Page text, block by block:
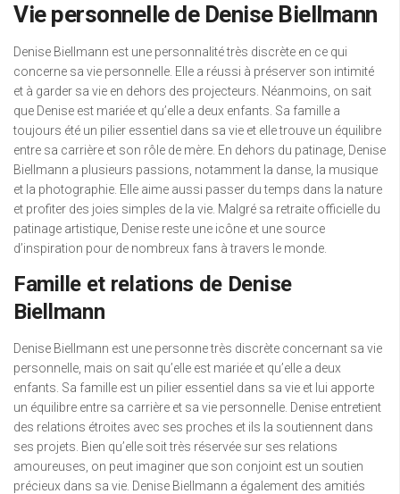
Vie personnelle de Denise Biellmann
Denise Biellmann est une personnalité très discrète en ce qui
concerne sa vie personnelle. Elle a réussi à préserver son intimité
et à garder sa vie en dehors des projecteurs. Néanmoins, on sait
que Denise est mariée et qu’elle a deux enfants. Sa famille a
toujours été un pilier essentiel dans sa vie et elle trouve un équilibre
entre sa carrière et son rôle de mère. En dehors du patinage, Denise
Biellmann a plusieurs passions, notamment la danse, la musique
et la photographie. Elle aime aussi passer du temps dans la nature
et profiter des joies simples de la vie. Malgré sa retraite officielle du
patinage artistique, Denise reste une icône et une source
d’inspiration pour de nombreux fans à travers le monde.
Famille et relations de Denise
Biellmann
Denise Biellmann est une personne très discrète concernant sa vie
personnelle, mais on sait qu’elle est mariée et qu’elle a deux
enfants. Sa famille est un pilier essentiel dans sa vie et lui apporte
un équilibre entre sa carrière et sa vie personnelle. Denise entretient
des relations étroites avec ses proches et ils la soutiennent dans
ses projets. Bien qu’elle soit très réservée sur ses relations
amoureuses, on peut imaginer que son conjoint est un soutien
précieux dans sa vie. Denise Biellmann a également des amitiés